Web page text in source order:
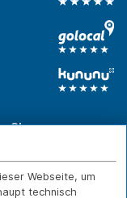
Shops
Service
Reparatur
Webseite, um
technisch